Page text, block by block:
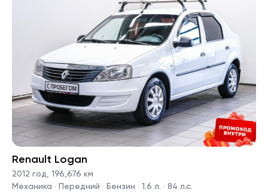
Renault Logan
2012 год, 196,676 км
Механика · Передний · Бензин · 1.6 л. · 84 л.с.